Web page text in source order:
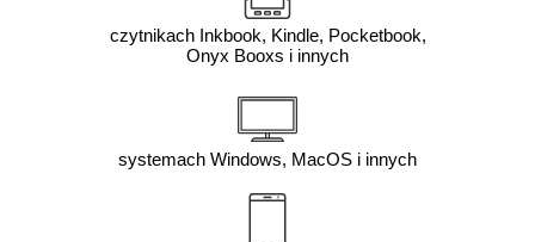
czytnikach Inkbook, Kindle, Pocketbook,
Onyx Booxs i innych
systemach Windows, MacOS i innych